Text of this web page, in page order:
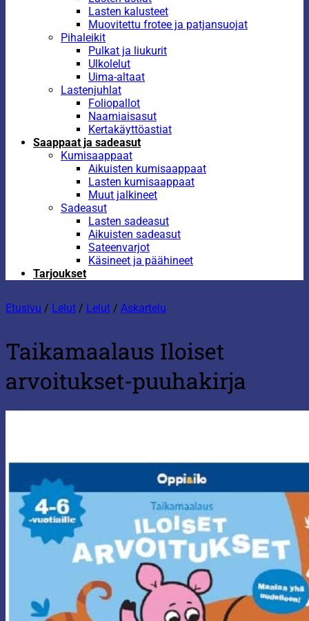
Lasten kalusteet
Muovitettu frotee ja patjansuojat
Pihaleikit
Pulkat ja liukurit
Ulkolelut
Uima-altaat
Lastenjuhlat
Foliopallot
Naamiaisasut
Kertakäyttöastiat
Saappaat ja sadeasut
Kumisaappaat
Aikuisten kumisaappaat
Lasten kumisaappaat
Muut jalkineet
Sadeasut
Lasten sadeasut
Aikuisten sadeasut
Sateenvarjot
Käsineet ja päähineet
Tarjoukset
Etusivu / Lelut / Lelut / Askartelu
Taikamaalaus Iloiset
arvoitukset-puuhakirja